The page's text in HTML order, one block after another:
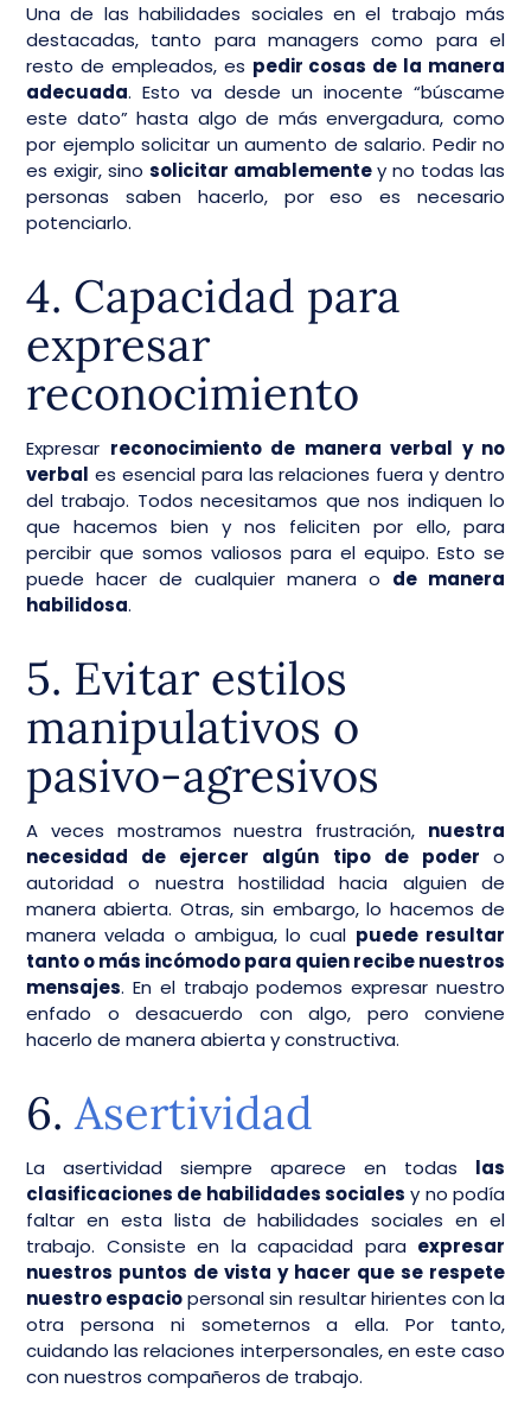
Una de las habilidades sociales en el trabajo más
destacadas, tanto para managers como para el
resto de empleados, es pedir cosas de la manera
adecuada. Esto va desde un inocente “búscame
este dato” hasta algo de más envergadura, como
por ejemplo solicitar un aumento de salario. Pedir no
es exigir, sino solicitar amablementey no todas las
personas saben hacerlo, por eso es necesario
potenciarlo.
4. Capacidad para
expresar
reconocimiento
Expresar reconocimiento de manera verbal y no
verbal es esencial para las relaciones fuera y dentro
del trabajo. Todos necesitamos que nos indiquen lo
que hacemos bien y nos feliciten por ello, para
percibir que somos valiosos para el equipo. Esto se
puede hacer de cualquier manera o de manera
habilidosa.
5. Evitar estilos
manipulativos o
pasivo-agresivos
A veces mostramos nuestra frustración, nuestra
necesidad de ejercer algún tipo de poder o
autoridad o nuestra hostilidad hacia alguien de
manera abierta. Otras, sin embargo, lo hacemos de
manera velada o ambigua, lo cual puede resultar
tanto o más incómodo para quien recibe nuestros
mensajes. En el trabajo podemos expresar nuestro
enfado o desacuerdo con algo, pero conviene
hacerlo de manera abierta y constructiva.
6.Asertividad
La asertividad siempre aparece en todas las
clasificaciones de habilidades sociales y no podía
faltar en esta lista de habilidades sociales en el
trabajo. Consiste en la capacidad para expresar
nuestros puntos de vista y hacer que se respete
nuestro espaciopersonal sin resultar hirientes con la
otra persona ni someternos a ella. Por tanto,
cuidando las relaciones interpersonales, en este caso
con nuestros compañeros de trabajo.